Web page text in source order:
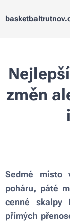
změn
Sedmé místo
poháru, páté
cenné skalpy
přímých